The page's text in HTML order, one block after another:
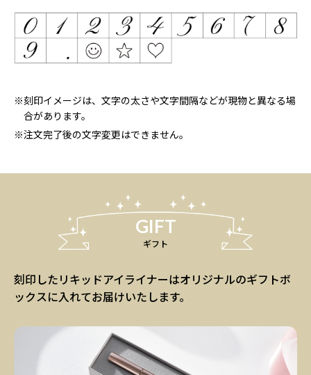
※刻印イメージは、文字の太さや文字間隔などが現物と異なる場
合があります。
※注文完了後の文字変更はできません。
GIFT
ギフト
刻印したリキッドアイライナーはオリジナルのギフトボ
ックスに入れてお届けいたします。